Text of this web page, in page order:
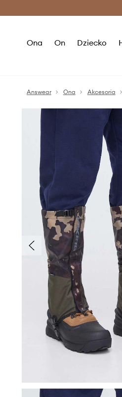
Ona On Dziecko
Answear Ona Akcesoria